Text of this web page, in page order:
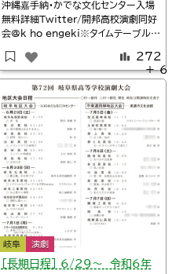
沖縄嘉手納・かでな文化センター入場
無料詳細Twitter/開邦高校演劇同好
会@k_ho_engeki※タイムテーブル1
縄浦添工業高校演劇部13:00沖縄球
陽高校演劇部13:50沖縄開邦高校演
劇部B『青春アンチテーゼ』@k_ho_en
geki14:40沖縄昭和薬科高校演劇部
@shoyaku
272
岐阜 演劇
［長期日程］ 6/29～ 令和6年
＋ 6